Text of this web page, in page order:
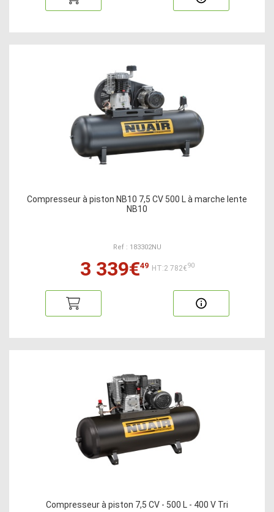
Compresseur à piston NB10 7,5 CV 500 L à marche lente
NB10
Ref : 183302NU
3 339€49 HT:2 782€90
Compresseur à piston 7,5 CV - 500 L - 400 V Tri